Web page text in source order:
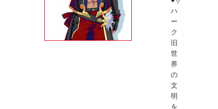
ハ
ー
ク
旧
世
界
の
文
明
を